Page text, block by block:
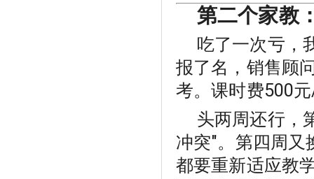
第二个家教
吃了一次亏，
报了名，销售顾
考。课时费500
头两周还行，
冲突"。第四周又
都要重新适应教